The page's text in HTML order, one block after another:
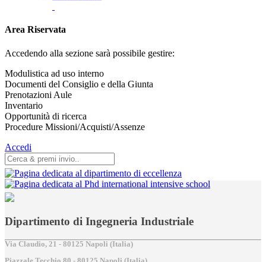
Area Riservata
Accedendo alla sezione sarà possibile gestire:
Modulistica ad uso interno
Documenti del Consiglio e della Giunta
Prenotazioni Aule
Inventario
Opportunità di ricerca
Procedure Missioni/Acquisti/Assenze
Accedi
Dipartimento di Ingegneria Industriale
Via Claudio, 21 - 80125 Napoli (Italia)